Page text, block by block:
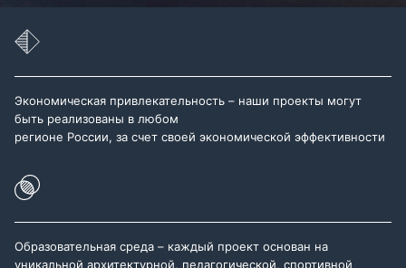
Экономическая привлекательность – наши проекты могут
быть реализованы в любом
регионе России, за счет своей экономической эффективности
Образовательная среда – каждый проект основан на
уникальной архитектурной, педагогической, спортивной